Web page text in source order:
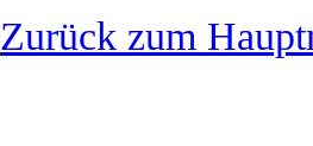
Zurück zum